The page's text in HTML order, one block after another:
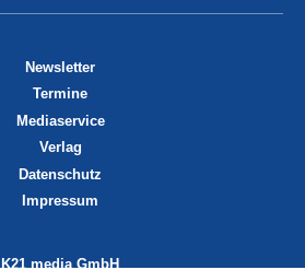
Newsletter
Termine
Mediaservice
Verlag
Datenschutz
Impressum
K21 media GmbH